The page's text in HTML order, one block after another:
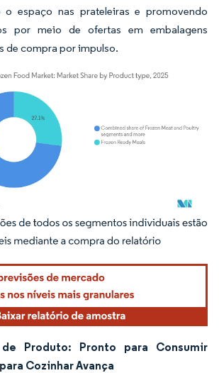
o espaço nas prateleiras e promovendo
por meio de ofertas em embalagens
de compra por impulso.
O reuso requer atribuição conforme CC BY 4.0.
Produto: Pronto para Consumir
Cozinhar Avança